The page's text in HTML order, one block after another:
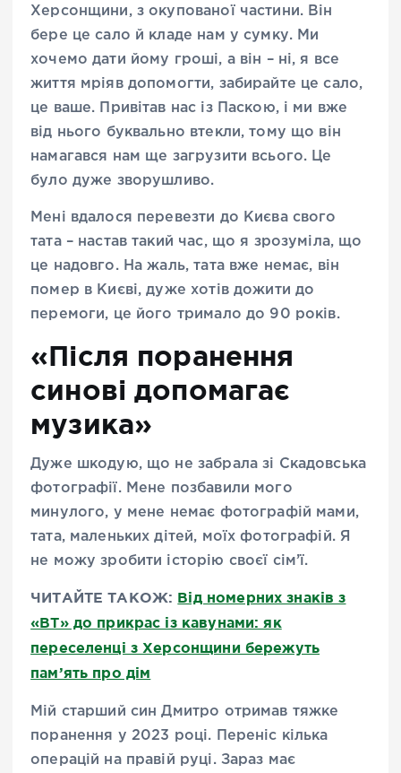
Херсонщини, з окупованої частини. Він
бере це сало й кладе нам у сумку. Ми
хочемо дати йому гроші, а він – ні, я все
життя мріяв допомогти, забирайте це сало,
це ваше. Привітав нас із Паскою, і ми вже
від нього буквально втекли, тому що він
намагався нам ще загрузити всього. Це
було дуже зворушливо.
Мені вдалося перевезти до Києва свого
тата – настав такий час, що я зрозуміла, що
це надовго. На жаль, тата вже немає, він
помер в Києві, дуже хотів дожити до
перемоги, це його тримало до 90 років.
«Після поранення
синові допомагає
музика»
Дуже шкодую, що не забрала зі Скадовська
фотографії. Мене позбавили мого
минулого, у мене немає фотографій мами,
тата, маленьких дітей, моїх фотографій. Я
не можу зробити історію своєї сім’ї.
ЧИТАЙТЕ ТАКОЖ: Від номерних знаків з
«ВТ» до прикрас із кавунами: як
переселенці з Херсонщини бережуть
пам’ять про дім
Мій старший син Дмитро отримав тяжке
поранення у 2023 році. Переніс кілька
операцій на правій руці. Зараз має